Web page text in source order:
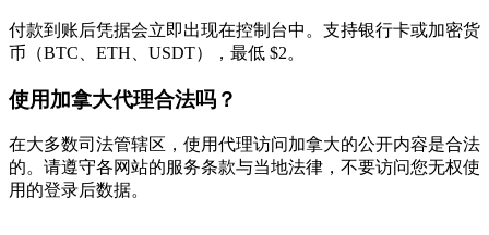
付款到账后凭据会立即出现在控制台中。支持银行卡或加密货
币（BTC、ETH、USDT），最低 $2。
使用加拿大代理合法吗？
在大多数司法管辖区，使用代理访问加拿大的公开内容是合法
的。请遵守各网站的服务条款与当地法律，不要访问您无权使
用的登录后数据。